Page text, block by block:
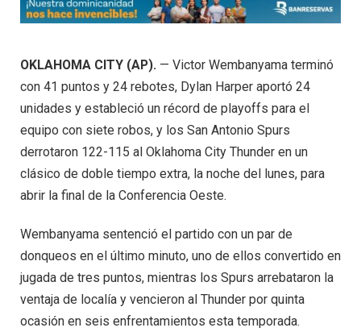
OKLAHOMA CITY (AP). — Victor Wembanyama terminó
con 41 puntos y 24 rebotes, Dylan Harper aportó 24
unidades y estableció un récord de playoffs para el
equipo con siete robos, y los San Antonio Spurs
derrotaron 122-115 al Oklahoma City Thunder en un
clásico de doble tiempo extra, la noche del lunes, para
abrir la final de la Conferencia Oeste.
Wembanyama sentenció el partido con un par de
donqueos en el último minuto, uno de ellos convertido en
jugada de tres puntos, mientras los Spurs arrebataron la
ventaja de localía y vencieron al Thunder por quinta
ocasión en seis enfrentamientos esta temporada.